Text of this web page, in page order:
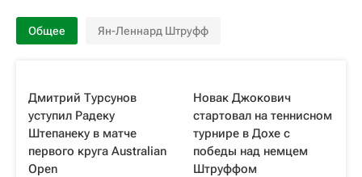
Общее Ян-Леннард Штруфф
Дмитрий Турсунов
уступил Радеку
Штепанеку в матче
первого круга Australian
Open
Новак Джокович
стартовал на теннисном
турнире в Дохе с
победы над немцем
Штруффом